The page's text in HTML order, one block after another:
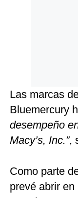
Las marcas
Bluemercury
desempeño
Macy’s, Inc.”,
Como parte
prevé abrir